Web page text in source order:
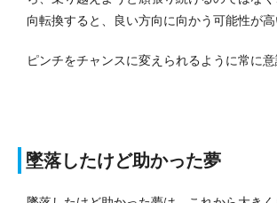
向転換すると、良い方向に向かう可能性が高
ピンチをチャンスに変えられるように常に意
墜落したけど助かった夢